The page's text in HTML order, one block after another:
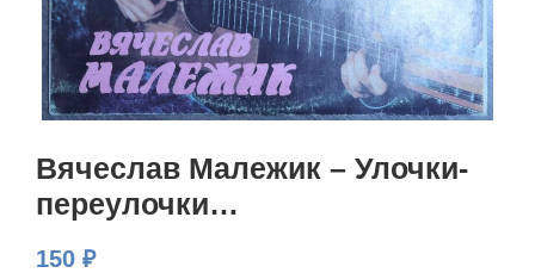
Вячеслав Малежик – Улочки-
переулочки…
150 ₽